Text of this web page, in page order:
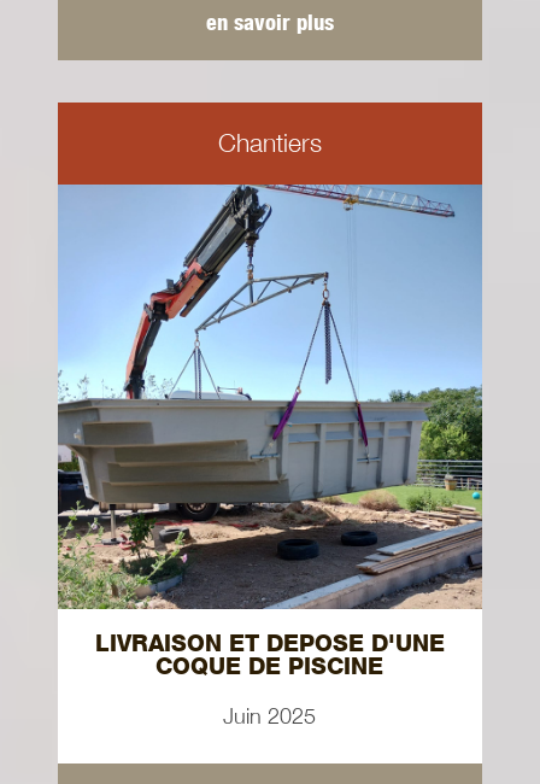
en savoir plus
Chantiers
LIVRAISON ET DEPOSE D'UNE
COQUE DE PISCINE
Juin 2025